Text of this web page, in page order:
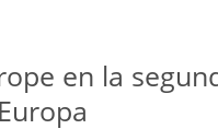
en la